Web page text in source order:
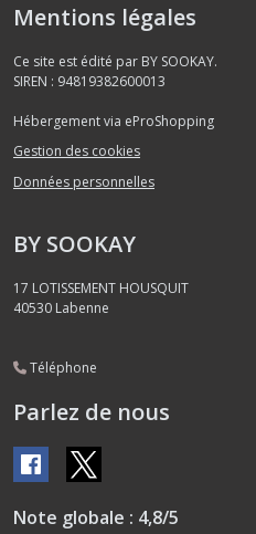
Mentions légales
Ce site est édité par BY SOOKAY.
SIREN : 94819382600013
Hébergement via eProShopping
Gestion des cookies
Données personnelles
BY SOOKAY
17 LOTISSEMENT HOUSQUIT
40530 Labenne
Téléphone
Parlez de nous
Note globale : 4,8/5